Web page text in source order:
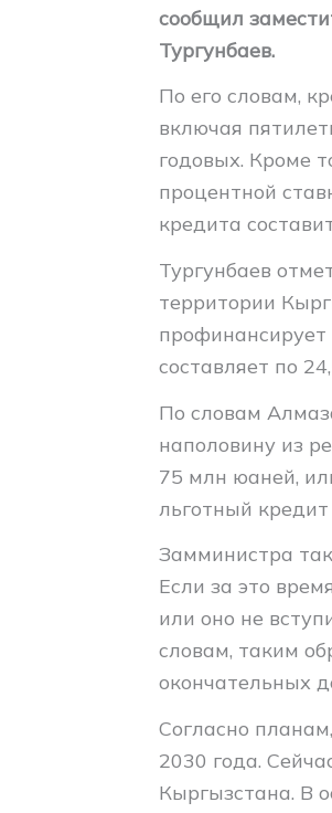
сообщил
Тургунбаев.
По его словам,
включая
годовых. Кроме
процентной
кредита
Тургунбаев
территории
профинансирует
составляет по
По словам
наполовину из
75 млн юаней,
льготный
Замминистра
Если за это
или оно не
словам, таким
окончательных
Согласно
2030 года.
Кыргызстана. В